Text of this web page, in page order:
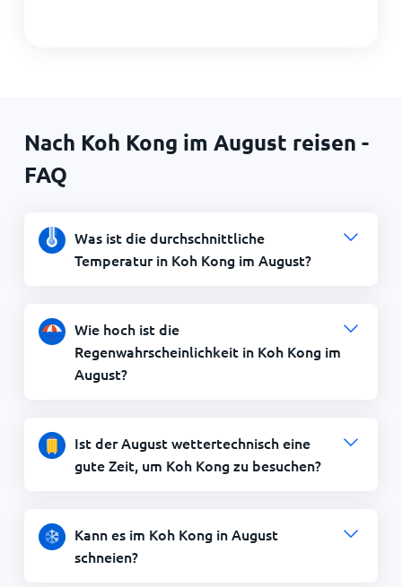
Nach Koh Kong im August reisen -
FAQ
Was ist die durchschnittliche
Temperatur in Koh Kong im August?
Wie hoch ist die
Regenwahrscheinlichkeit in Koh Kong im
August?
Ist der August wettertechnisch eine
gute Zeit, um Koh Kong zu besuchen?
Kann es im Koh Kong in August
schneien?